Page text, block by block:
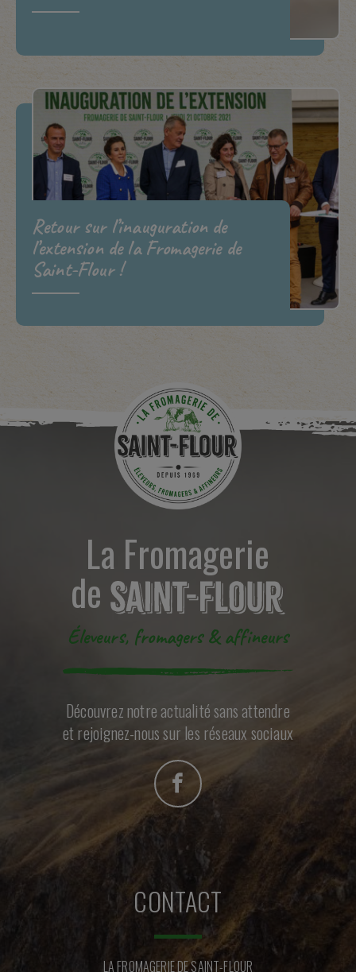
Retour sur l’inauguration de
l’extension de la Fromagerie de
Saint-Flour !
La Fromagerie
de
Éleveurs, fromagers & affineurs
Découvrez notre actualité sans attendre
et rejoignez-nous sur les réseaux sociaux
CONTACT
LA FROMAGERIE DE SAINT-FLOUR